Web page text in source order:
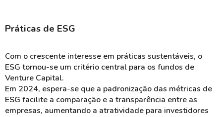
Práticas de ESG
Com o crescente interesse em práticas sustentáveis, o
ESG tornou-se um critério central para os fundos de
Venture Capital.
Em 2024, espera-se que a padronização das métricas de
ESG facilite a comparação e a transparência entre as
empresas, aumentando a atratividade para investidores